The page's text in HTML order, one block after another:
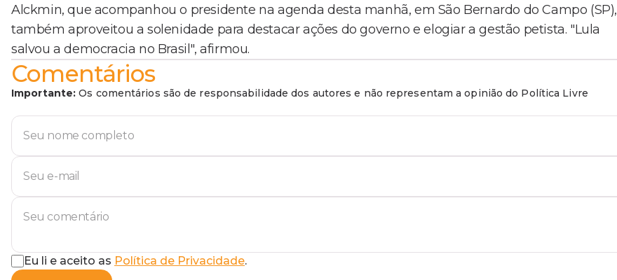
Alckmin, que acompanhou o presidente na agenda desta manhã, em São Bernardo do Campo (SP),
também aproveitou a solenidade para destacar ações do governo e elogiar a gestão petista. "Lula
salvou a democracia no Brasil", afirmou.
Comentários
Importante: Os comentários são de responsabilidade dos autores e não representam a opinião do Política Livre
Eu li e aceito as Política de Privacidade.